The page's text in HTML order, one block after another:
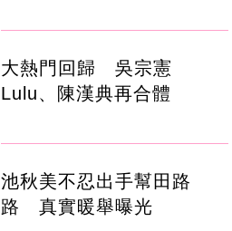
大熱門回歸 吳宗憲
Lulu、陳漢典再合體
池秋美不忍出手幫田路
路 真實暖舉曝光